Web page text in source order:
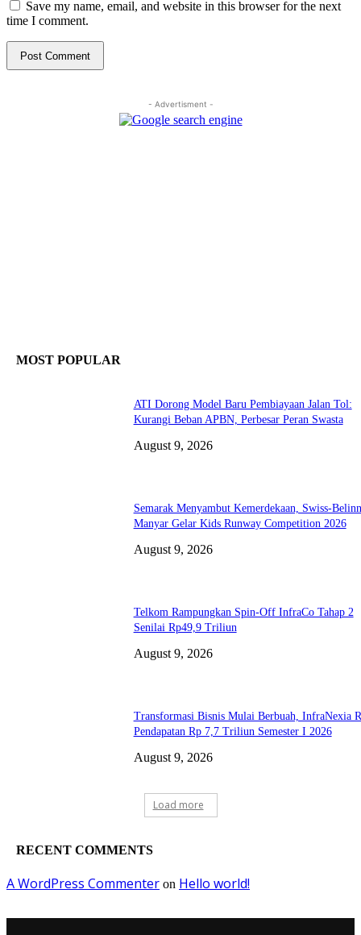
Save my name, email, and website in this browser for the next
time I comment.
- Advertisment -
MOST POPULAR
ATI Dorong Model Baru Pembiayaan Jalan Tol:
Kurangi Beban APBN, Perbesar Peran Swasta
August 9, 2026
Semarak Menyambut Kemerdekaan, Swiss-Belinn
Manyar Gelar Kids Runway Competition 2026
August 9, 2026
Telkom Rampungkan Spin-Off InfraCo Tahap 2
Senilai Rp49,9 Triliun
August 9, 2026
Transformasi Bisnis Mulai Berbuah, InfraNexia
Pendapatan Rp 7,7 Triliun Semester I 2026
August 9, 2026
Load more
RECENT COMMENTS
A WordPress Commenter on Hello world!